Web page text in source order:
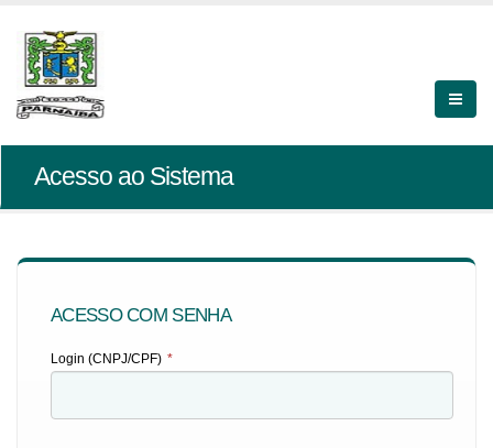
Acesso ao Sistema
ACESSO COM SENHA
Login (CNPJ/CPF) *